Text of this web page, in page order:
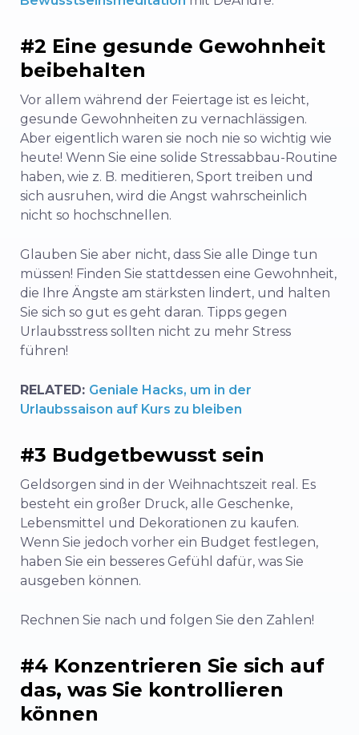
#2 Eine gesunde Gewohnheit
beibehalten
Vor allem während der Feiertage ist es leicht,
gesunde Gewohnheiten zu vernachlässigen.
Aber eigentlich waren sie noch nie so wichtig wie
heute! Wenn Sie eine solide Stressabbau-Routine
haben, wie z. B. meditieren, Sport treiben und
sich ausruhen, wird die Angst wahrscheinlich
nicht so hochschnellen.
Glauben Sie aber nicht, dass Sie alle Dinge tun
müssen! Finden Sie stattdessen eine Gewohnheit,
die Ihre Ängste am stärksten lindert, und halten
Sie sich so gut es geht daran. Tipps gegen
Urlaubsstress sollten nicht zu mehr Stress
führen!
RELATED: Geniale Hacks, um in der
Urlaubssaison auf Kurs zu bleiben
#3 Budgetbewusst sein
Geldsorgen sind in der Weihnachtszeit real. Es
besteht ein großer Druck, alle Geschenke,
Lebensmittel und Dekorationen zu kaufen.
Wenn Sie jedoch vorher ein Budget festlegen,
haben Sie ein besseres Gefühl dafür, was Sie
ausgeben können.
Rechnen Sie nach und folgen Sie den Zahlen!
#4 Konzentrieren Sie sich auf
das, was Sie kontrollieren
können